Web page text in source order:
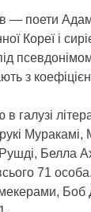
— поети
Кореї і
з
галузі
Муракамі,
Белла
71
Боб